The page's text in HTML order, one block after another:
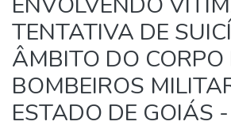
TENTATIVA DE
ÂMBITO DO CORPO
BOMBEIROS
ESTADO DE GOIÁS